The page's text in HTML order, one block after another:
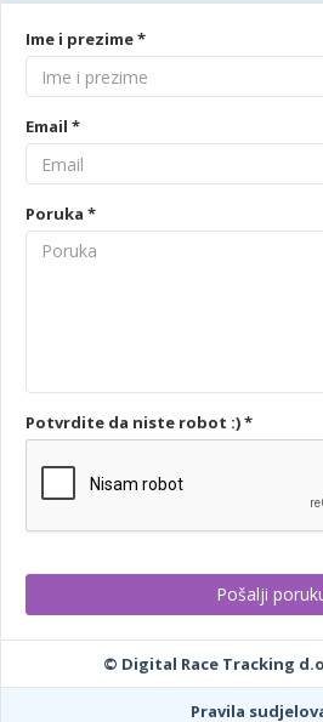
Ime i prezime *
Email *
Poruka *
Potvrdite da niste robot :) *
© Digital Race Tracking
Pravila